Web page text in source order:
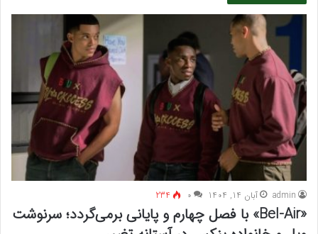
admin آبان 14, 1404 ۰ 234
«Bel-Air» با فصل چهارم و پایانی برمی‌گردد؛ سرنوشت